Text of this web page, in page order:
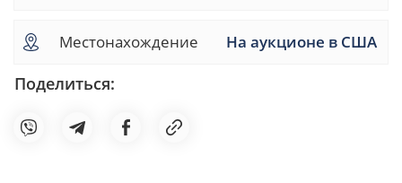
Местонахождение На аукционе в США
Поделиться: